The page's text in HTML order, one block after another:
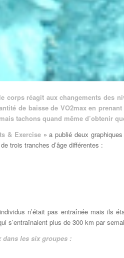
corps réagit aux changements des
de baisse de VO2max en
tachons quand même d’obtenir
& Exercise» a publié deux
trois tranches d’âge différentes :
n’était pas entraînée mais ils
s’entraînaient plus de 300 km par
dans les six groupes :